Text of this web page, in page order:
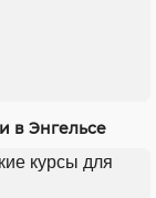
в Энгельсе